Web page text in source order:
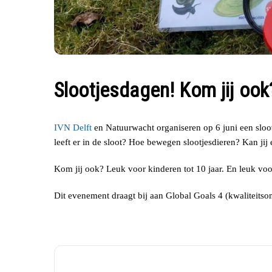
Slootjesdagen! Kom jij
IVN Delft en Natuurwacht organiseren op 6 juni een
leeft er in de sloot? Hoe bewegen slootjesdieren? Kan jij
Kom jij ook? Leuk voor kinderen tot 10 jaar. En leuk
Dit evenement draagt bij aan Global Goals 4